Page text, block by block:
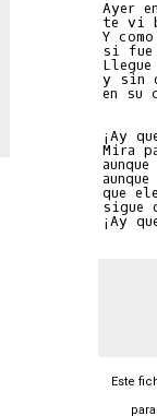
Ayer
te vi
Y
si fue
y sin
en su
¡Ay
Mira
que
sigue
Este